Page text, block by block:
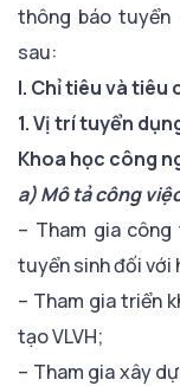
thông báo tuyển
sau:
I. Chỉ tiêu và tiêu
1. Vị trí tuyển
Khoa học công
a) Mô tả công
– Tham gia
tuyển sinh đối với
– Tham gia triển
tạo VLVH;
– Tham gia xây